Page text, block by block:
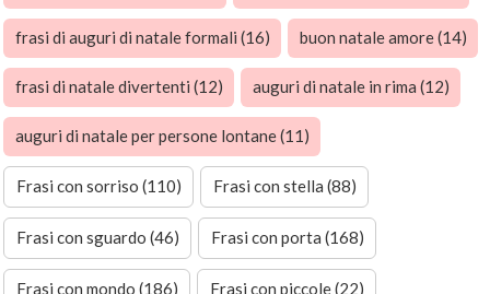
frasi di auguri di natale formali (16) buon natale amore (14)
frasi di natale divertenti (12) auguri di natale in rima (12)
auguri di natale per persone lontane (11)
Frasi con sorriso (110) Frasi con stella (88)
Frasi con sguardo (46) Frasi con porta (168)
Frasi con mondo (186) Frasi con piccole (22)